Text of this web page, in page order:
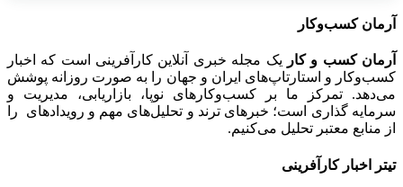
آرمان کسب‌وکار
آرمان کسب و کار
یک مجله خبری آنلاین کارآفرینی است که اخبار
کسب‌وکار و استارتاپ‌های ایران و جهان را به صورت روزانه پوشش
می‌دهد. تمرکز ما بر کسب‌وکارهای نوپا، بازاریابی، مدیریت و
سرمایه گذاری است؛ خبرهای ترند و تحلیل‌های مهم و رویدادهای را
از منابع معتبر تحلیل می‌کنیم.
تیتر اخبار کارآفرینی